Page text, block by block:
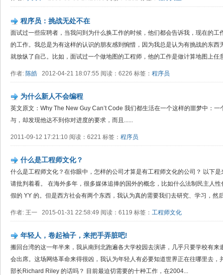
程序员：挑战无处不在
面试过一些应聘者，当我问到为什么换工作的时候，他们都会告诉我，现在的
的工作。我总是为有这样的认识的朋友感到惋惜，因为我总是认为有挑战的东
就放纵了自己。比如，面试过一个做地图的工程师，他的工作是做计算地图上任
作者: 陈皓 2012-04-21 18:07:55 阅读：6226 标签： 程序员
为什么新人不会编程
英文原文：Why The New Guy Can’t Code 我们都生活在一个这样的噩梦中：
与，却发现他达不到你对进度的要求，而且......
2011-09-12 17:21:10 阅读：6221 标签： 程序员
什么是工程师文化？
什么是工程师文化？在你眼中，怎样的公司才算是有工程师文化的公司？ 以下
请批判着看。 在海外多年，很多媒体追捧的国外的概念，比如什么法制民主人
假的 YY 的。但是西方社会有两个东西，我认为真的需要我们去研究、学习，然
作者: 王一 2015-01-31 22:58:49 阅读：6119 标签： 工程师文化
年轻人，卷起袖子，来把手弄脏吧!
搬回台湾的这一年半来，我从南到北跑遍各大学校园去演讲，几乎只要学校有
会出席。这场网络革命来得很凶，我认为年轻人有必要知道世界正在往哪里去
部长Richard Riley 的话吗？ 目前最迫切需要的十种工作，在2004...